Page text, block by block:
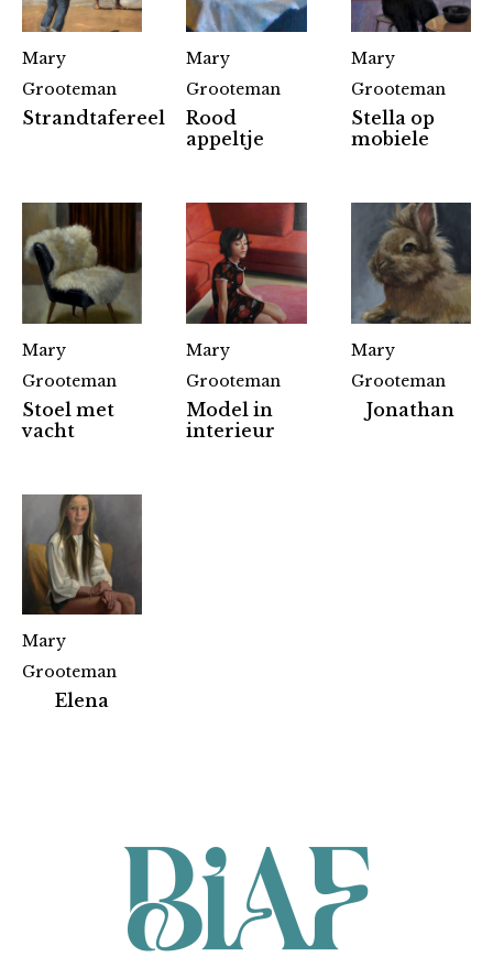
Mary
Grooteman
Strandtafereel
Mary
Grooteman
Rood
appeltje
Mary
Grooteman
Stella op
mobiele
Mary
Grooteman
Stoel met
vacht
Mary
Grooteman
Model in
interieur
Mary
Grooteman
Jonathan
Mary
Grooteman
Elena